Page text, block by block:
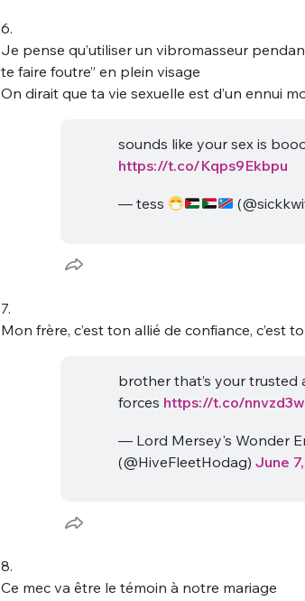
6.
Je pense qu’utiliser un vibromasseur
te faire foutre” en plein visage
On dirait que ta vie sexuelle est d’un ennui
sounds like your sex is
https://t.co/Kqps9Ekbpu
— tess
7.
Mon frère, c’est ton allié de confiance, c’est
brother that’s your trusted
forces https://t.co/
— Lord Mersey's Wonder
(@HiveFleetHodag) June
8.
Ce mec va être le témoin à notre mariage